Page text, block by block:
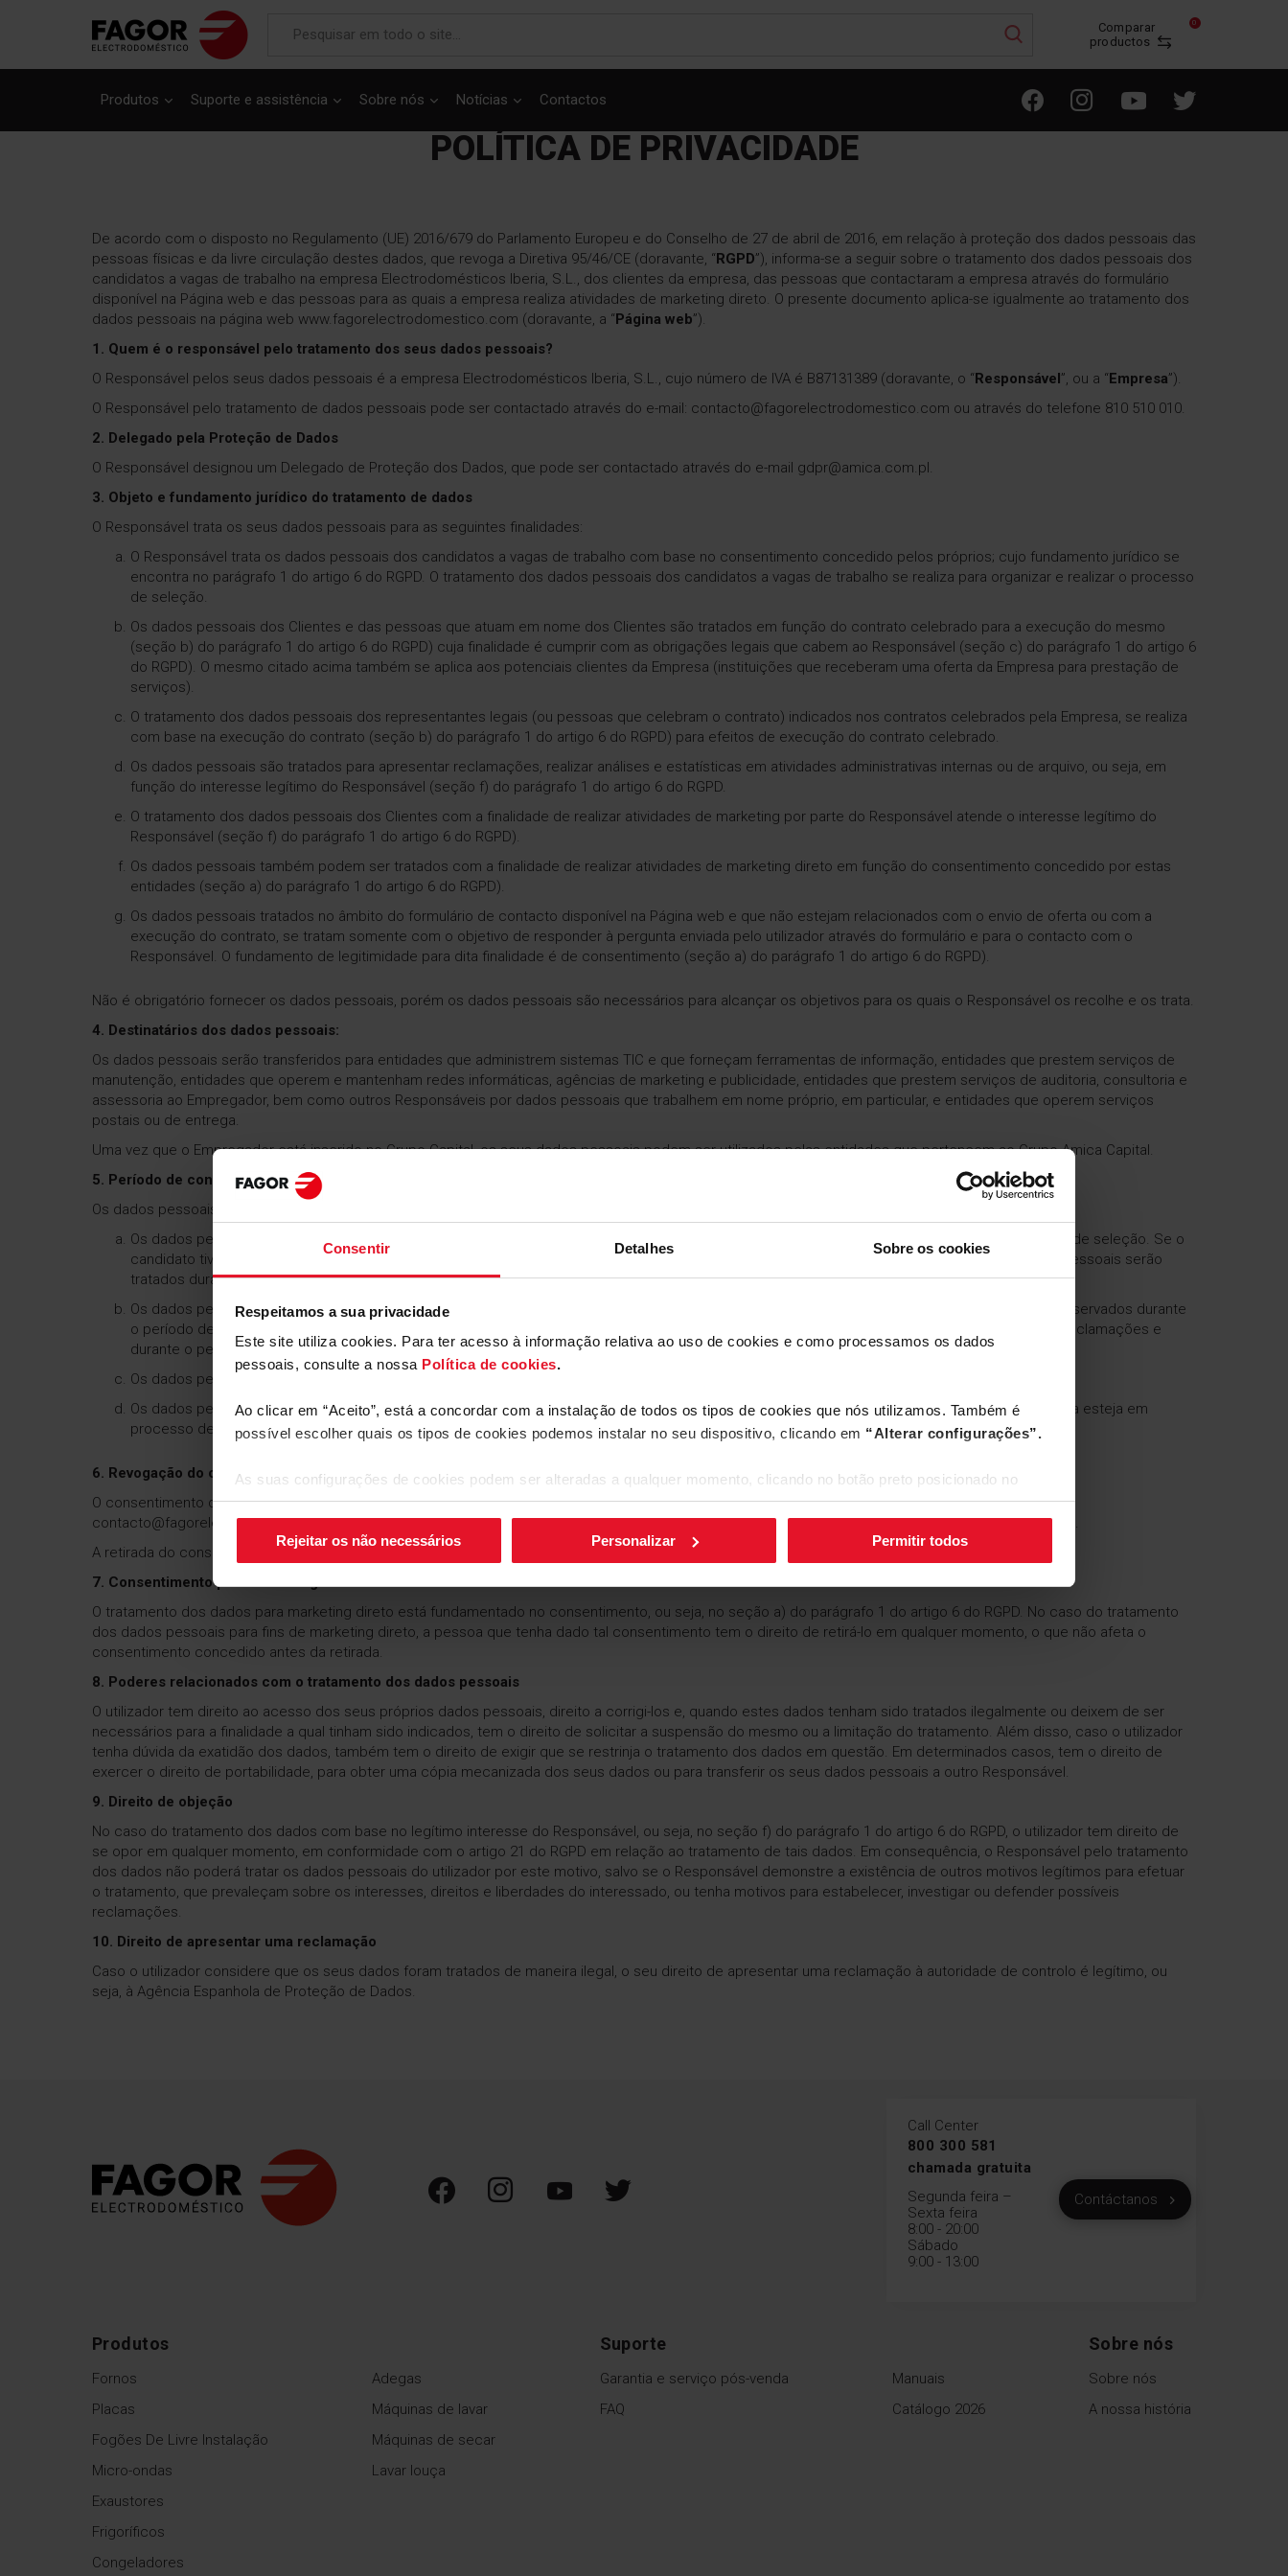
Consentir Detalhes Sobre os cookies
Respeitamos a sua privacidade
Este site utiliza cookies. Para ter acesso à informação relativa ao uso de cookies e como processamos os dados
pessoais, consulte a nossa Política de cookies.
Ao clicar em “Aceito”, está a concordar com a instalação de todos os tipos de cookies que nós utilizamos. Também é
possível escolher quais os tipos de cookies podemos instalar no seu dispositivo, clicando em “Alterar configurações”.
As suas configurações de cookies podem ser alteradas a qualquer momento, clicando no botão preto posicionado no
canto inferior direito do ecrã.
Rejeitar os não necessários Personalizar Permitir todos
Comparar
productos
0
Produtos Suporte e assistência Sobre nós Notícias Contactos
INÍCIO RGPD
POLÍTICA DE PRIVACIDADE
De acordo com o disposto no Regulamento (UE) 2016/679 do Parlamento Europeu e do Conselho de 27 de abril de 2016, em relação à proteção dos dados pessoais das
pessoas físicas e da livre circulação destes dados, que revoga a Diretiva 95/46/CE (doravante, “RGPD”), informa-se a seguir sobre o tratamento dos dados pessoais dos
candidatos a vagas de trabalho na empresa Electrodomésticos Iberia, S.L., dos clientes da empresa, das pessoas que contactaram a empresa através do formulário
disponível na Página web e das pessoas para as quais a empresa realiza atividades de marketing direto. O presente documento aplica-se igualmente ao tratamento dos
dados pessoais na página web www.fagorelectrodomestico.com (doravante, a “Página web”).
1. Quem é o responsável pelo tratamento dos seus dados pessoais?
O Responsável pelos seus dados pessoais é a empresa Electrodomésticos Iberia, S.L., cujo número de IVA é B87131389 (doravante, o “Responsável”, ou a “Empresa”).
O Responsável pelo tratamento de dados pessoais pode ser contactado através do e-mail: contacto@fagorelectrodomestico.com ou através do telefone 810 510 010.
2. Delegado pela Proteção de Dados
O Responsável designou um Delegado de Proteção dos Dados, que pode ser contactado através do e-mail gdpr@amica.com.pl.
3. Objeto e fundamento jurídico do tratamento de dados
O Responsável trata os seus dados pessoais para as seguintes finalidades:
O Responsável trata os dados pessoais dos candidatos a vagas de trabalho com base no consentimento concedido pelos próprios; cujo fundamento jurídico se
encontra no parágrafo 1 do artigo 6 do RGPD. O tratamento dos dados pessoais dos candidatos a vagas de trabalho se realiza para organizar e realizar o processo
de seleção.
Os dados pessoais dos Clientes e das pessoas que atuam em nome dos Clientes são tratados em função do contrato celebrado para a execução do mesmo
(seção b) do parágrafo 1 do artigo 6 do RGPD) cuja finalidade é cumprir com as obrigações legais que cabem ao Responsável (seção c) do parágrafo 1 do artigo 6
do RGPD). O mesmo citado acima também se aplica aos potenciais clientes da Empresa (instituições que receberam uma oferta da Empresa para prestação de
serviços).
O tratamento dos dados pessoais dos representantes legais (ou pessoas que celebram o contrato) indicados nos contratos celebrados pela Empresa, se realiza
com base na execução do contrato (seção b) do parágrafo 1 do artigo 6 do RGPD) para efeitos de execução do contrato celebrado.
Os dados pessoais são tratados para apresentar reclamações, realizar análises e estatísticas em atividades administrativas internas ou de arquivo, ou seja, em
função do interesse legítimo do Responsável (seção f) do parágrafo 1 do artigo 6 do RGPD.
O tratamento dos dados pessoais dos Clientes com a finalidade de realizar atividades de marketing por parte do Responsável atende o interesse legítimo do
Responsável (seção f) do parágrafo 1 do artigo 6 do RGPD).
Os dados pessoais também podem ser tratados com a finalidade de realizar atividades de marketing direto em função do consentimento concedido por estas
entidades (seção a) do parágrafo 1 do artigo 6 do RGPD).
Os dados pessoais tratados no âmbito do formulário de contacto disponível na Página web e que não estejam relacionados com o envio de oferta ou com a
execução do contrato, se tratam somente com o objetivo de responder à pergunta enviada pelo utilizador através do formulário e para o contacto com o
Responsável. O fundamento de legitimidade para dita finalidade é de consentimento (seção a) do parágrafo 1 do artigo 6 do RGPD).
Não é obrigatório fornecer os dados pessoais, porém os dados pessoais são necessários para alcançar os objetivos para os quais o Responsável os recolhe e os trata.
4. Destinatários dos dados pessoais:
Os dados pessoais serão transferidos para entidades que administrem sistemas TIC e que forneçam ferramentas de informação, entidades que prestem serviços de
manutenção, entidades que operem e mantenham redes informáticas, agências de marketing e publicidade, entidades que prestem serviços de auditoria, consultoria e
assessoria ao Empregador, bem como outros Responsáveis por dados pessoais que trabalhem em nome próprio, em particular, e entidades que operem serviços
postais ou de entrega.
Uma vez que o Empregador está inserido no Grupo Capital, os seus dados pessoais podem ser utilizados pelas entidades que pertencem ao Grupo Amica Capital.
5. Período de conservação dos dados pessoais:
Os dados pessoais serão tratados - segundo a finalidade do tratamento de dados - durante os seguintes períodos:
Os dados pessoais dos candidatos a uma vaga de trabalho serão tratados durante um período de 6 meses a contar da finalização do processo de seleção. Se o
candidato tiver dado consentimento para o tratamento dos dados para fins de participação em futuros processos de seleção, os seus dados pessoais serão
tratados durante um período de 12 meses.
Os dados pessoais dos Clientes e dos seus representantes, e dos empregados que executem o contrato celebrado com a Empresa serão conservados durante
o período de vigência da relação contratual entre Cliente e Empresa e, posteriormente, serão bloqueados durante o período de prescrição de reclamações e
durante o período com base na legislação vigente, em particular, a legislação fiscal, que impõe ao Responsável as obrigações previstas na lei.
Os dados pessoais tratados para fins de marketing direto serão tratados durante 5 anos.
Os dados pessoais informados nos formulários de contacto, se não forem dados do Cliente, serão tratados durante o período em que a consulta esteja em
processo de resolução e, posteriormente serão conservados durante o período de 6 meses.
6. Revogação do consentimento
O consentimento dado para o tratamento de dados pode ser retirado a qualquer momento. Para retirar o consentimento basta enviar um e-mail para
contacto@fagorelectrodomestico.com ou informar ao Responsável através do telefone 810 510 010, fornecendo uma cópia do seu cartão de cidadão.
A retirada do consentimento não afeta a legitimidade do tratamento que se levou a cabo em função do consentimento anterior a citada retirada.
7. Consentimento para marketing
O tratamento dos dados para marketing direto está fundamentado no consentimento, ou seja, no seção a) do parágrafo 1 do artigo 6 do RGPD. No caso do tratamento
dos dados pessoais para fins de marketing direto, a pessoa que tenha dado tal consentimento tem o direito de retirá-lo em qualquer momento, o que não afeta o
consentimento concedido antes da retirada.
8. Poderes relacionados com o tratamento dos dados pessoais
O utilizador tem direito ao acesso dos seus próprios dados pessoais, direito a corrigi-los e, quando estes dados tenham sido tratados ilegalmente ou deixem de ser
necessários para a finalidade a qual tinham sido indicados, tem o direito de solicitar a suspensão do mesmo ou a limitação do tratamento. Além disso, caso o utilizador
tenha dúvida da exatidão dos dados, também tem o direito de exigir que se restrinja o tratamento dos dados em questão. Em determinados casos, tem o direito de
exercer o direito de portabilidade, para obter uma cópia mecanizada dos seus dados ou para transferir os seus dados pessoais a outro Responsável.
9. Direito de objeção
No caso do tratamento dos dados com base no legítimo interesse do Responsável, ou seja, no seção f) do parágrafo 1 do artigo 6 do RGPD, o utilizador tem direito de
se opor em qualquer momento, em conformidade com o artigo 21 do RGPD em relação ao tratamento de tais dados. Em consequência, o Responsável pelo tratamento
dos dados não poderá tratar os dados pessoais do utilizador por este motivo, salvo se o Responsável demonstre a existência de outros motivos legítimos para efetuar
o tratamento, que prevaleçam sobre os interesses, direitos e liberdades do interessado, ou tenha motivos para estabelecer, investigar ou defender possíveis
reclamações.
10. Direito de apresentar uma reclamação
Caso o utilizador considere que os seus dados foram tratados de maneira ilegal, o seu direito de apresentar uma reclamação à autoridade de controlo é legítimo, ou
seja, à Agência Espanhola de Proteção de Dados.
Call Center
800 300 581
chamada gratuita
Segunda feira –
Sexta feira
8:00 - 20:00
Sábado
9:00 - 13:00
Contáctanos
Produtos
Fornos
Placas
Fogões De Livre Instalação
Micro-ondas
Exaustores
Frigoríficos
Congeladores
Adegas
Máquinas de lavar
Máquinas de secar
Lavar louça
Suporte
Garantia e serviço pós-venda
FAQ
Manuais
Catálogo 2026
Sobre nós
Sobre nós
A nossa história